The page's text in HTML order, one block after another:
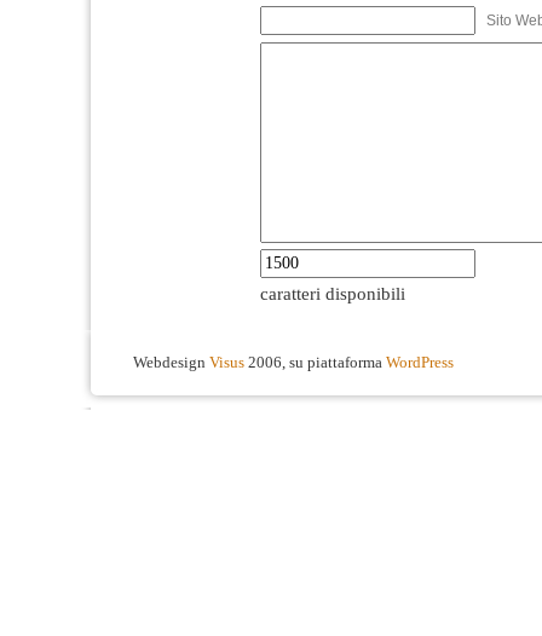
Sito
caratteri disponibili
Webdesign Visus 2006, su piattaforma WordPress